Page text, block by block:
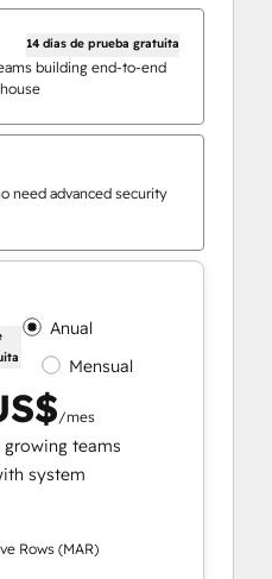
14 días de prueba gratuita
building end-to-end
need advanced security
Anual
Mensual
/mes
teams
system
Rows (MAR)